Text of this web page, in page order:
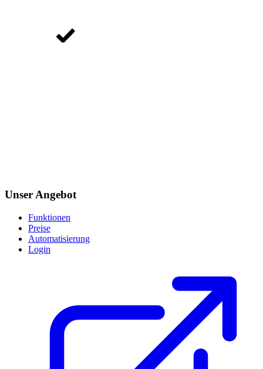
Unser Angebot
Funktionen
Preise
Automatisierung
Login